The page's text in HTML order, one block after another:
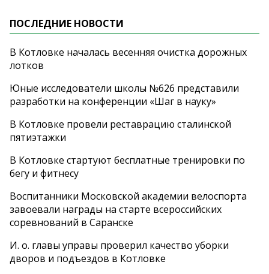
ПОСЛЕДНИЕ НОВОСТИ
В Котловке началась весенняя очистка дорожных
лотков
Юные исследователи школы №626 представили
разработки на конференции «Шаг в науку»
В Котловке провели реставрацию сталинской
пятиэтажки
В Котловке стартуют бесплатные тренировки по
бегу и фитнесу
Воспитанники Московской академии велоспорта
завоевали награды на старте всероссийских
соревнований в Саранске
И. о. главы управы проверил качество уборки
дворов и подъездов в Котловке